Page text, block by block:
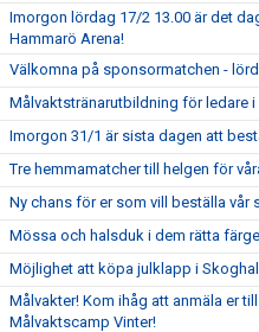
Imorgon lördag 17/2 13.00 är det
Hammarö Arena!
Välkomna på sponsormatchen -
Målvaktstränarutbildning för ledare
Imorgon 31/1 är sista dagen att
Tre hemmamatcher till helgen för
Ny chans för er som vill beställa vår
Mössa och halsduk i dem rätta
Möjlighet att köpa julklapp i
Målvakter! Kom ihåg att anmäla er
Målvaktscamp Vinter!